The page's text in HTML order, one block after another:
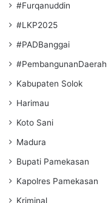
#Furqanuddin
#LKP2025
#PADBanggai
#PembangunanDaerah
Kabupaten Solok
Harimau
Koto Sani
Madura
Bupati Pamekasan
Kapolres Pamekasan
Kriminal